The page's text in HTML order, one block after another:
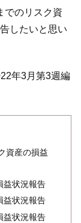
でのリスク資
したいと思い
年3月第3週編
資産の損益
益状況報告
益状況報告
益状況報告